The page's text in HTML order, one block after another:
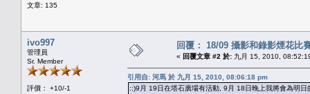
文章: 135
ivo997
管理員
Sr. Member
評價： +10/-1
回覆： 18/09 攝影和錄影煙花比
« 回覆文章 #2 於: 九月 15, 2010,
引用自: 河馬 於 九月 15, 2010, 08:06:18 pm
::)9月 19日在塔石廣場有活動, 9月 18日晚上我將會為明